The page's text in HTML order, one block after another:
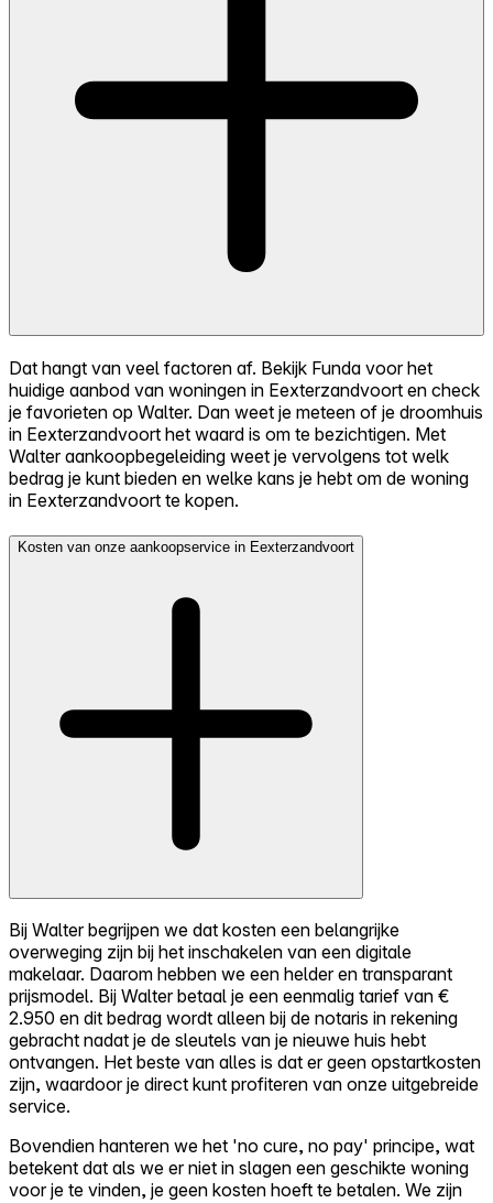
Dat hangt van veel factoren af. Bekijk Funda voor het
huidige aanbod van woningen in Eexterzandvoort en check
je favorieten op Walter. Dan weet je meteen of je droomhuis
in Eexterzandvoort het waard is om te bezichtigen. Met
Walter aankoopbegeleiding weet je vervolgens tot welk
bedrag je kunt bieden en welke kans je hebt om de woning
in Eexterzandvoort te kopen.
Kosten van onze aankoopservice in Eexterzandvoort
Bij Walter begrijpen we dat kosten een belangrijke
overweging zijn bij het inschakelen van een digitale
makelaar. Daarom hebben we een helder en transparant
prijsmodel. Bij Walter betaal je een eenmalig tarief van €
2.950 en dit bedrag wordt alleen bij de notaris in rekening
gebracht nadat je de sleutels van je nieuwe huis hebt
ontvangen. Het beste van alles is dat er geen opstartkosten
zijn, waardoor je direct kunt profiteren van onze uitgebreide
service.
Bovendien hanteren we het 'no cure, no pay' principe, wat
betekent dat als we er niet in slagen een geschikte woning
voor je te vinden, je geen kosten hoeft te betalen. We zijn